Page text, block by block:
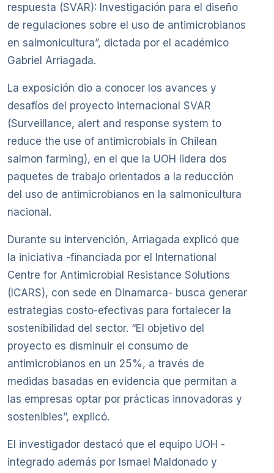
respuesta (SVAR): Investigación para el diseño
de regulaciones sobre el uso de antimicrobianos
en salmonicultura”, dictada por el académico
Gabriel Arriagada.
La exposición dio a conocer los avances y
desafíos del proyecto internacional SVAR
(Surveillance, alert and response system to
reduce the use of antimicrobials in Chilean
salmon farming), en el que la UOH lidera dos
paquetes de trabajo orientados a la reducción
del uso de antimicrobianos en la salmonicultura
nacional.
Durante su intervención, Arriagada explicó que
la iniciativa -financiada por el International
Centre for Antimicrobial Resistance Solutions
(ICARS), con sede en Dinamarca- busca generar
estrategias costo-efectivas para fortalecer la
sostenibilidad del sector. “El objetivo del
proyecto es disminuir el consumo de
antimicrobianos en un 25%, a través de
medidas basadas en evidencia que permitan a
las empresas optar por prácticas innovadoras y
sostenibles”, explicó.
El investigador destacó que el equipo UOH -
integrado además por Ismael Maldonado y